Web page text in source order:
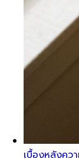
เบื้องหลังคว